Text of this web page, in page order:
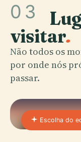
03
visitar.
Não todos os
por onde nós
passar.
Escolha do